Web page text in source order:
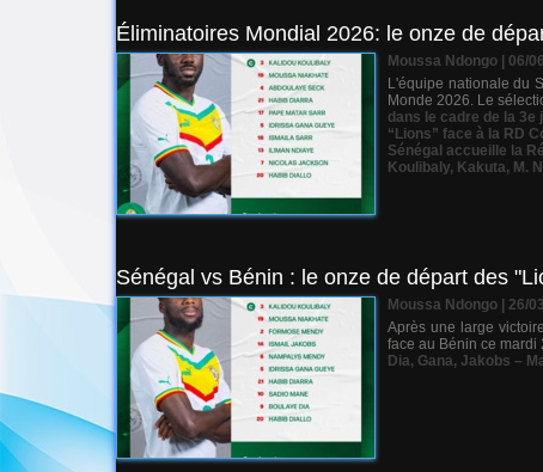
Éliminatoires Mondial 2026: le onze de
Moussa Ndongo | 06/
L'équipe nationale du
Monde 2026. Le
dans le cadre de la
“Lions” face à la RD
Sénégal accueille la
Koulibaly, Kakuta, M.
Sénégal vs Bénin : le onze de départ des
Moussa Ndongo | 26/
Après une large
face au Bénin ce
Dia, Gana, Jakobs –